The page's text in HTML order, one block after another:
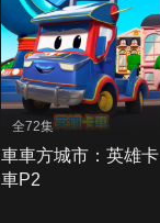
全72集
車車方城市：英雄卡
車P2